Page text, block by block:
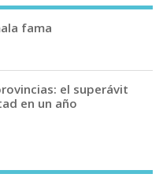
fama
el superávit
en un año